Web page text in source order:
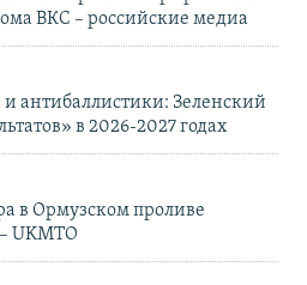
ВКС – российские медиа
и антибаллистики: Зеленский
в 2026-2027 годах
в Ормузском проливе
UKMTO